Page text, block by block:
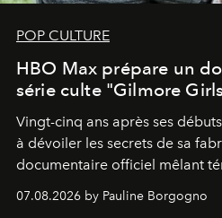
POP CULTURE
HBO Max prépare un
série culte "Gilmore
Vingt-cinq ans après ses
à dévoiler les secrets de sa
documentaire officiel mêlant
inédites et plongée dans les
générationnel.
07.08.2026 by Pauline Borgogno